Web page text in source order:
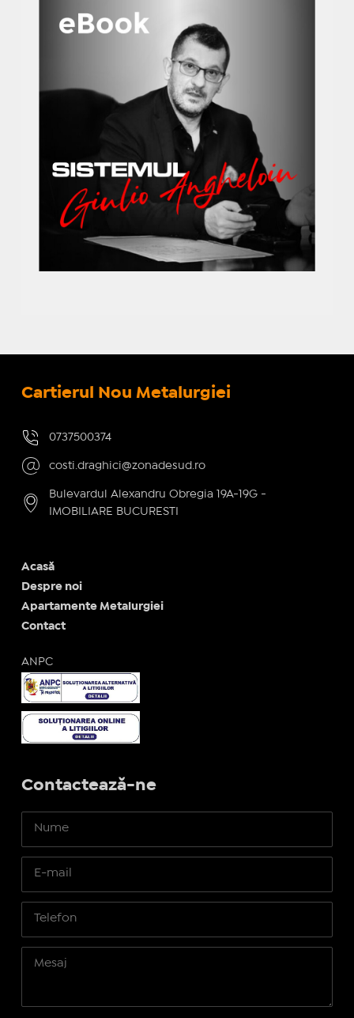
Cartierul Nou Metalurgiei
0737500374
costi.draghici@zonadesud.ro
Bulevardul Alexandru Obregia 19A-19G -
IMOBILIARE BUCURESTI
Acasă
Despre noi
Apartamente Metalurgiei
Contact
ANPC
Contactează-ne